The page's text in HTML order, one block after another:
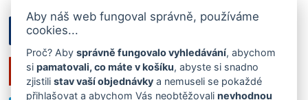
Aby náš web fungoval správně, používáme
cookies...
Proč? Abysprávně fungovalo vyhledávání, abychom
sipamatovali, co máte v košíku, abyste si snadno
zjistilistav vaší objednávky a nemuseli se pokaždé
přihlašovat a abychom Vás neobtěžovalinevhodnou